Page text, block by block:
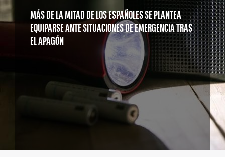
MÁS DE LA MITAD DE LOS ESPAÑOLES SE PLANTEA
EQUIPARSE ANTE SITUACIONES DE EMERGENCIA TRAS
EL APAGÓN